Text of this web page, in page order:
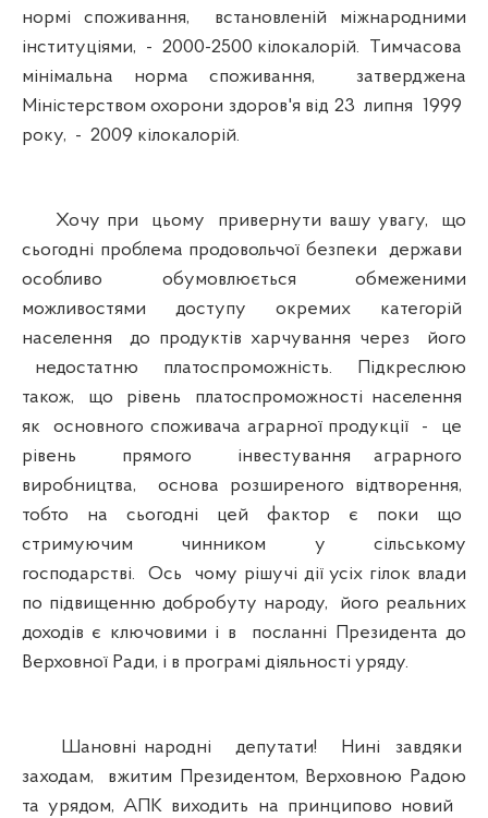
нормі споживання, встановленій міжнародними
інституціями, - 2000-2500 кілокалорій. Тимчасова
мінімальна норма споживання, затверджена
Міністерством охорони здоров'я від 23 липня 1999
року, - 2009 кілокалорій.
Хочу при цьому привернути вашу увагу, що
сьогодні проблема продовольчої безпеки держави
особливо обумовлюється обмеженими
можливостями доступу окремих категорій
населення до продуктів харчування через його
недостатню платоспроможність. Підкреслюю
також, що рівень платоспроможності населення
як основного споживача аграрної продукції - це
рівень прямого інвестування аграрного
виробництва, основа розширеного відтворення,
тобто на сьогодні цей фактор є поки що
стримуючим чинником у сільському
господарстві. Ось чому рішучі дії усіх гілок влади
по підвищенню добробуту народу, його реальних
доходів є ключовими і в посланні Президента до
Верховної Ради, і в програмі діяльності уряду.
Шановні народні депутати! Нині завдяки
заходам, вжитим Президентом, Верховною Радою
та урядом, АПК виходить на принципово новий